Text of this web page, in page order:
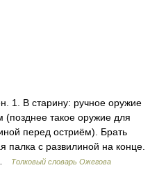
В старину: ручное оружие
(позднее такое оружие для
перед остриём). Брать
палка с развилиной на конце.
Толковый словарь Ожегова